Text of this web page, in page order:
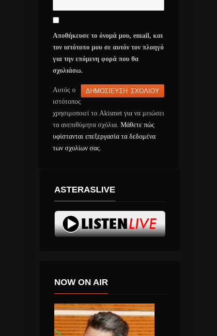
Αποθήκευσε το όνομά μου, email, και
τον ιστότοπο μου σε αυτόν τον πλοηγό
για την επόμενη φορά που θα
σχολιάσω.
Αυτός ο
ιστότοπος
χρησιμοποιεί το Akismet για να μειώσει
τα ανεπιθύμητα σχόλια. Μάθετε πώς
υφίστανται επεξεργασία τα δεδομένα
των σχολίων σας.
ASTERASLIVE
NOW ON AIR